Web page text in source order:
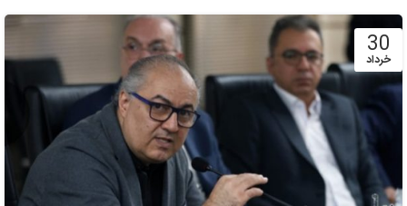
30
خرداد